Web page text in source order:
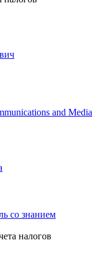
and Media
со знанием
налогов